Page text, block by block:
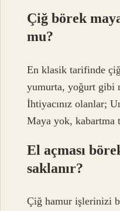
Çiğ börek
mu?
En klasik tarifinde
yumurta, yoğurt gibi
İhtiyacınız olanlar;
Maya yok, kabartma
El açması
saklanır?
Çiğ hamur işlerinizi